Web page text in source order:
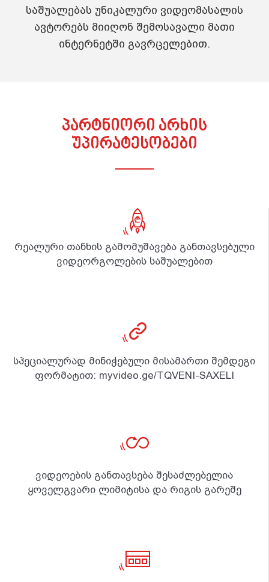
საშუალებას უნიკალური ვიდეომასალის
ავტორებს მიიღონ შემოსავალი მათი
ინტერნეტში გავრცელებით.
პარტნიორი არხის
უპირატესობები
რეალური თანხის გამომუშავება განთავსებული
ვიდეორგოლების საშუალებით
სპეციალურად მინიჭებული მისამართი შემდეგი
ფორმატით: myvideo.ge/TQVENI-SAXELI
ვიდეოების განთავსება შესაძლებელია
ყოველგვარი ლიმიტისა და რიგის გარეშე